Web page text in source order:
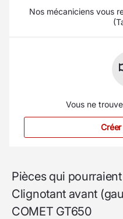
Nos mécaniciens vous
Vous ne
Pièces qui
Clignotant avant
COMET GT650